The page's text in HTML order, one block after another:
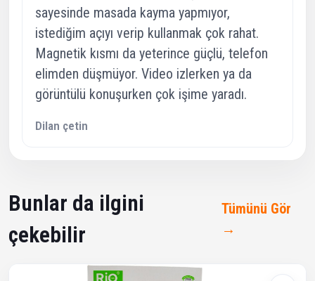
sayesinde masada kayma yapmıyor,
istediğim açıyı verip kullanmak çok rahat.
Magnetik kısmı da yeterince güçlü, telefon
elimden düşmüyor. Video izlerken ya da
görüntülü konuşurken çok işime yaradı.
Dilan çetin
Bunlar da ilgini
çekebilir
Tümünü Gör
→